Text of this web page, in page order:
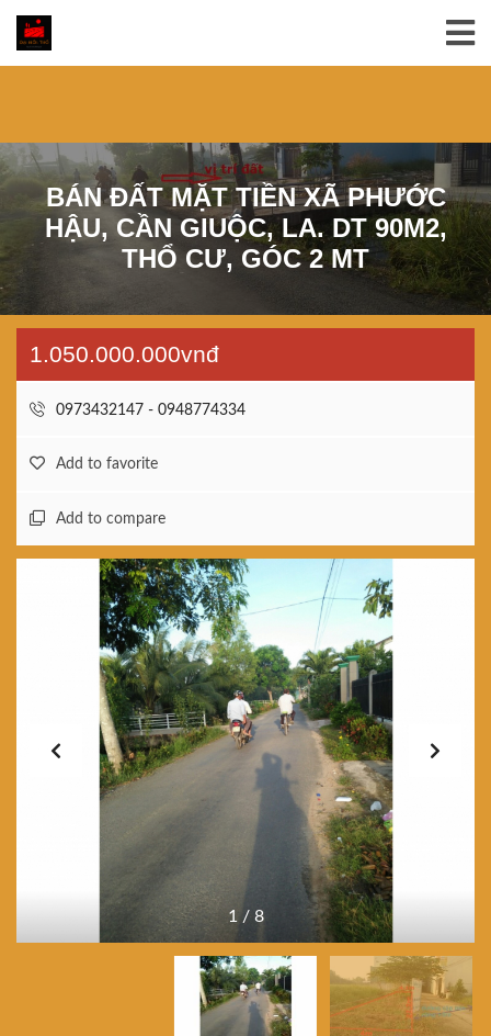
BÁN ĐẤT MẶT TIỀN XÃ PHƯỚC
HẬU, CẦN GIUỘC, LA. DT 90M2,
THỔ CƯ, GÓC 2 MT
1.050.000.000vnđ
0973432147 - 0948774334
Add to favorite
Add to compare
1 / 8